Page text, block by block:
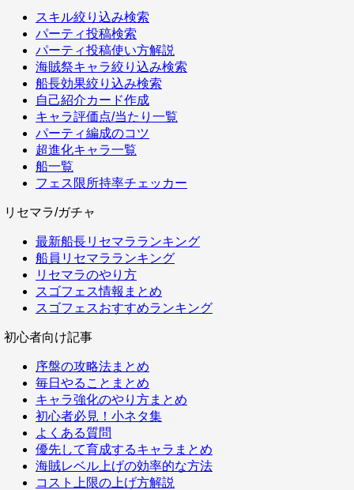
スキル絞り込み検索
パーティ投稿検索
パーティ投稿使い方解説
海賊祭キャラ絞り込み検索
船長効果絞り込み検索
自己紹介カード作成
キャラ評価点/当たり一覧
パーティ編成のコツ
超進化キャラ一覧
船一覧
フェス限所持率チェッカー
リセマラ/ガチャ
最新船長リセマラランキング
船員リセマラランキング
リセマラのやり方
スゴフェス情報まとめ
スゴフェスおすすめランキング
初心者向け記事
序盤の攻略法まとめ
毎日やることまとめ
キャラ強化のやり方まとめ
初心者必見！小ネタ集
よくある質問
優先して育成するキャラまとめ
海賊レベル上げの効率的な方法
コスト上限の上げ方解説